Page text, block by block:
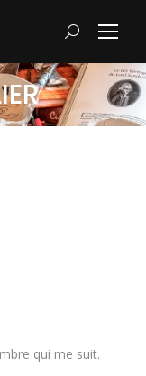
Recherche
qui me suit.